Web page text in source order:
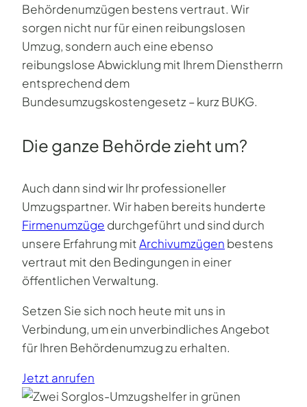
Behördenumzügen bestens vertraut. Wir
sorgen nicht nur für einen reibungslosen
Umzug, sondern auch eine ebenso
reibungslose Abwicklung mit Ihrem Dienstherrn
entsprechend dem
Bundesumzugskostengesetz – kurz BUKG.
Die ganze Behörde zieht um?
Auch dann sind wir Ihr professioneller
Umzugspartner. Wir haben bereits hunderte
Firmenumzüge durchgeführt und sind durch
unsere Erfahrung mitArchivumzügen bestens
vertraut mit den Bedingungen in einer
öffentlichen Verwaltung.
Setzen Sie sich noch heute mit uns in
Verbindung, um ein unverbindliches Angebot
für Ihren Behördenumzug zu erhalten.
Jetzt anrufen